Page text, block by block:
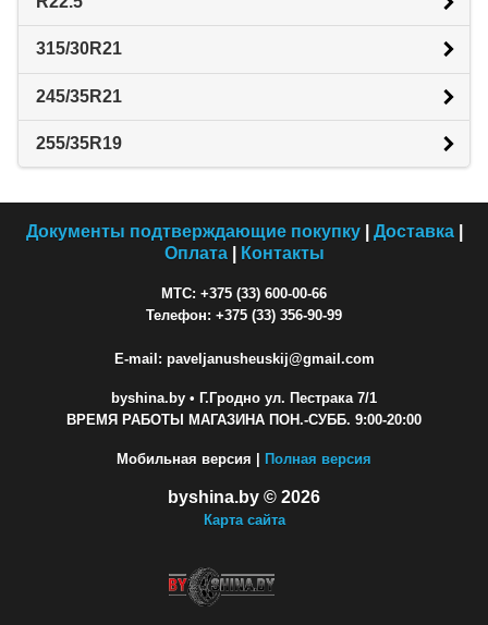
315/30R21
245/35R21
255/35R19
Документы подтверждающие покупку| Доставка|
Оплата| Контакты
МТС: +375 (33) 600-00-66
Телефон: +375 (33) 356-90-99
E-mail: paveljanusheuskij@gmail.com
byshina.by • Г.Гродно ул. Пестрака 7/1
ВРЕМЯ РАБОТЫ МАГАЗИНА ПОН.-СУББ. 9:00-20:00
Мобильная версия | Полная версия
byshina.by © 2026
Карта сайта